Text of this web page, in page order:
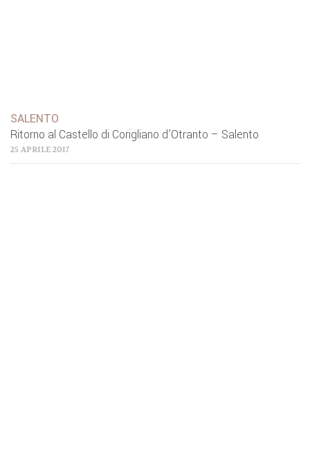
SALENTO
Ritorno al Castello di Corigliano d’Otranto – Salento
25 APRILE 2017